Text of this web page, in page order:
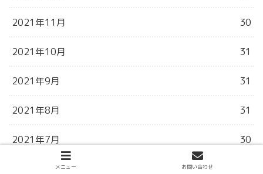
2021年11月 30
2021年10月 31
2021年9月 31
2021年8月 31
2021年7月 30
2021年6月メニュー お問い合わせ